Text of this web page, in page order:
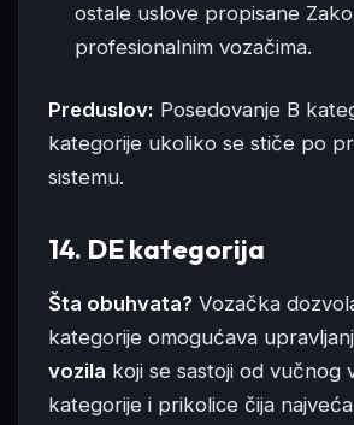
ostale uslove propisane
profesionalnim vozačima.
Preduslov: Posedovanje B
kategorije ukoliko se stiče po
sistemu.
14. DE kategorija
Šta obuhvata? Vozačka
kategorije omogućava
vozila koji se sastoji od vučnog
kategorije i prikolice čija